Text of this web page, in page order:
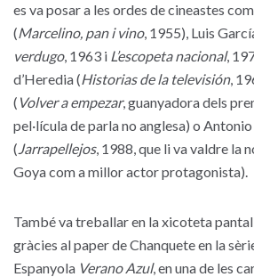
es va posar a les ordes de cineastes
(Marcelino, pan i vino, 1955), Luis
verdugo, 1963 i L’escopeta nacional,
d’Heredia (Historias de la televisión,
( Volver a empezar, guanyadora dels
pel·lícula de parla no anglesa) o
(Jarrapellejos, 1988, que li va valdre la
Goya com a millor actor protagonista).
També va treballar en la xicoteta
gràcies al paper de Chanquete en la
Espanyola Verano Azul, en una de les